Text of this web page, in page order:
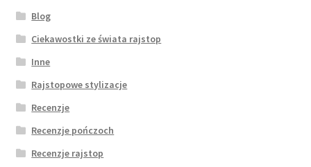
Blog
Ciekawostki ze świata rajstop
Inne
Rajstopowe stylizacje
Recenzje
Recenzje pończoch
Recenzje rajstop